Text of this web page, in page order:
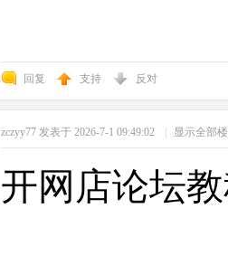
回复 支持 反对
zczyy77 发表于 2026-7-1 09:49:02 | 显示全部
开网店论坛